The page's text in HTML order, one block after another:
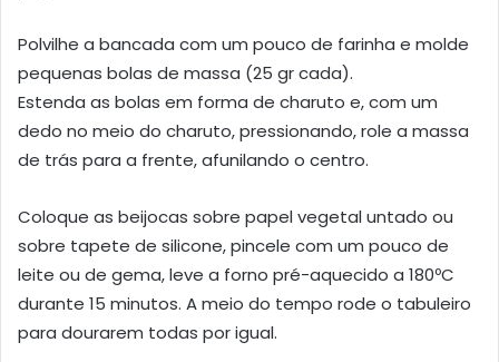
Polvilhe a bancada com um pouco de farinha e molde
pequenas bolas de massa (25 gr cada).
Estenda as bolas em forma de charuto e, com um
dedo no meio do charuto, pressionando, role a massa
de trás para a frente, afunilando o centro.
Coloque as beijocas sobre papel vegetal untado ou
sobre tapete de silicone, pincele com um pouco de
leite ou de gema, leve a forno pré-aquecido a 180ºC
durante 15 minutos. A meio do tempo rode o tabuleiro
para dourarem todas por igual.